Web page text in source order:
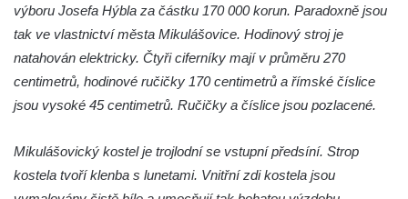
Kostel Nalezení svatého Kříže v Dubé
Kostel Nanebevzetí Panny Marie v
Úněticích
Polsko)
Skalní kaple Nejsvětější Trojice u Česká
výboru Josefa Hýbla za částku 170 000 korun. Paradoxně jsou
tak ve vlastnictví města Mikulášovice. Hodinový stroj je
natahován elektricky. Čtyři ciferníky mají v průměru 270
centimetrů, hodinové ručičky 170 centimetrů a římské číslice
jsou vysoké 45 centimetrů. Ručičky a číslice jsou pozlacené.
Mikulášovický kostel je trojlodní se vstupní předsíní. Strop
kostela tvoří klenba s lunetami. Vnitřní zdi kostela jsou